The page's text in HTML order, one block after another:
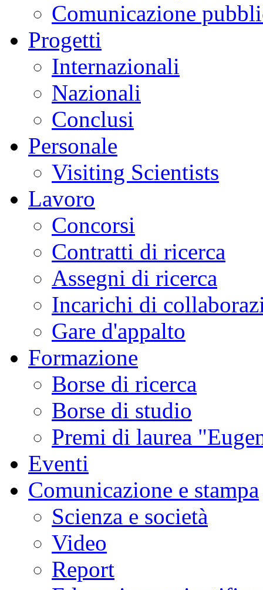
Comunicazione
Progetti
Internazionali
Nazionali
Conclusi
Personale
Visiting Scientists
Lavoro
Concorsi
Contratti di ricerca
Assegni di ricerca
Incarichi di
Gare d'appalto
Formazione
Borse di ricerca
Borse di studio
Premi di laurea
Eventi
Comunicazione e stampa
Scienza e società
Video
Report